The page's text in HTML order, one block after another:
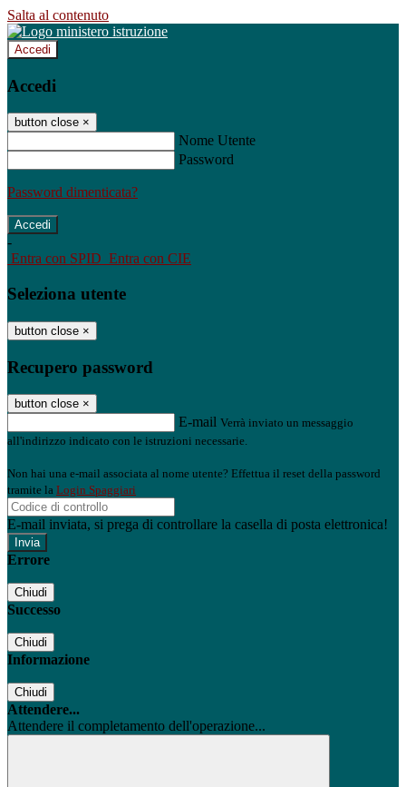
Salta al contenuto
Accedi
Accedi
button close ×
Nome Utente
Password
Password dimenticata?
-
Entra con SPID Entra con CIE
Seleziona utente
button close ×
Recupero password
button close ×
E-mail Verrà inviato un messaggio
all'indirizzo indicato con le istruzioni necessarie.
Non hai una e-mail associata al nome utente? Effettua il reset della password
tramite la Login Spaggiari
E-mail inviata, si prega di controllare la casella di posta elettronica!
Errore
Chiudi
Successo
Chiudi
Informazione
Chiudi
Attendere...
Attendere il completamento dell'operazione...